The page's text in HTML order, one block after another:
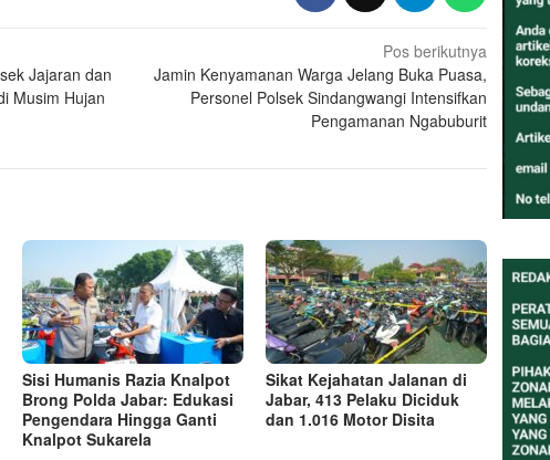
Jajaran dan
Musim Hujan
Pos berikutnya
Jamin Kenyamanan Warga Jelang Buka Puasa,
Personel Polsek Sindangwangi Intensifkan
Pengamanan Ngabuburit
Sisi Humanis Razia Knalpot
Brong Polda Jabar: Edukasi
Pengendara Hingga Ganti
Knalpot Sukarela
Sikat Kejahatan Jalanan di
Jabar, 413 Pelaku Diciduk
dan 1.016 Motor Disita